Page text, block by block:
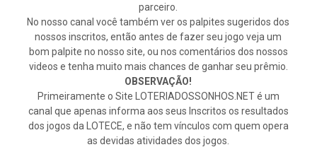
parceiro.
No nosso canal você também ver os palpites sugeridos dos
nossos inscritos, então antes de fazer seu jogo veja um
bom palpite no nosso site, ou nos comentários dos nossos
videos e tenha muito mais chances de ganhar seu prêmio.
OBSERVAÇÃO!
Primeiramente o Site LOTERIADOSSONHOS.NET é um
canal que apenas informa aos seus Inscritos os resultados
dos jogos da LOTECE, e não tem vínculos com quem opera
as devidas atividades dos jogos.